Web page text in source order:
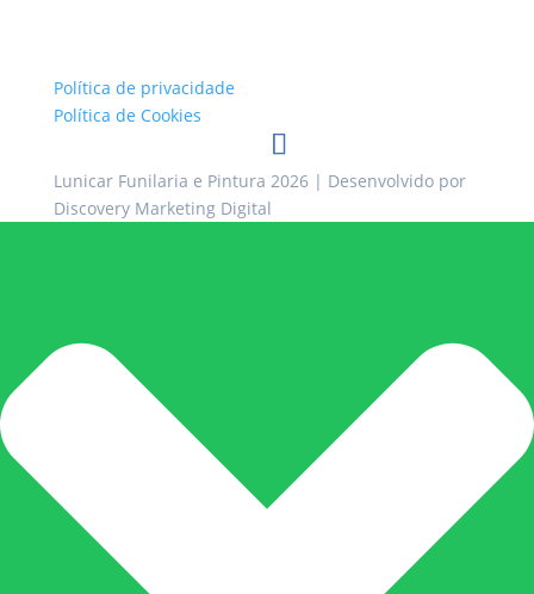
Política de privacidade
Política de Cookies
Lunicar Funilaria e Pintura 2026| Desenvolvido por
Discovery Marketing Digital